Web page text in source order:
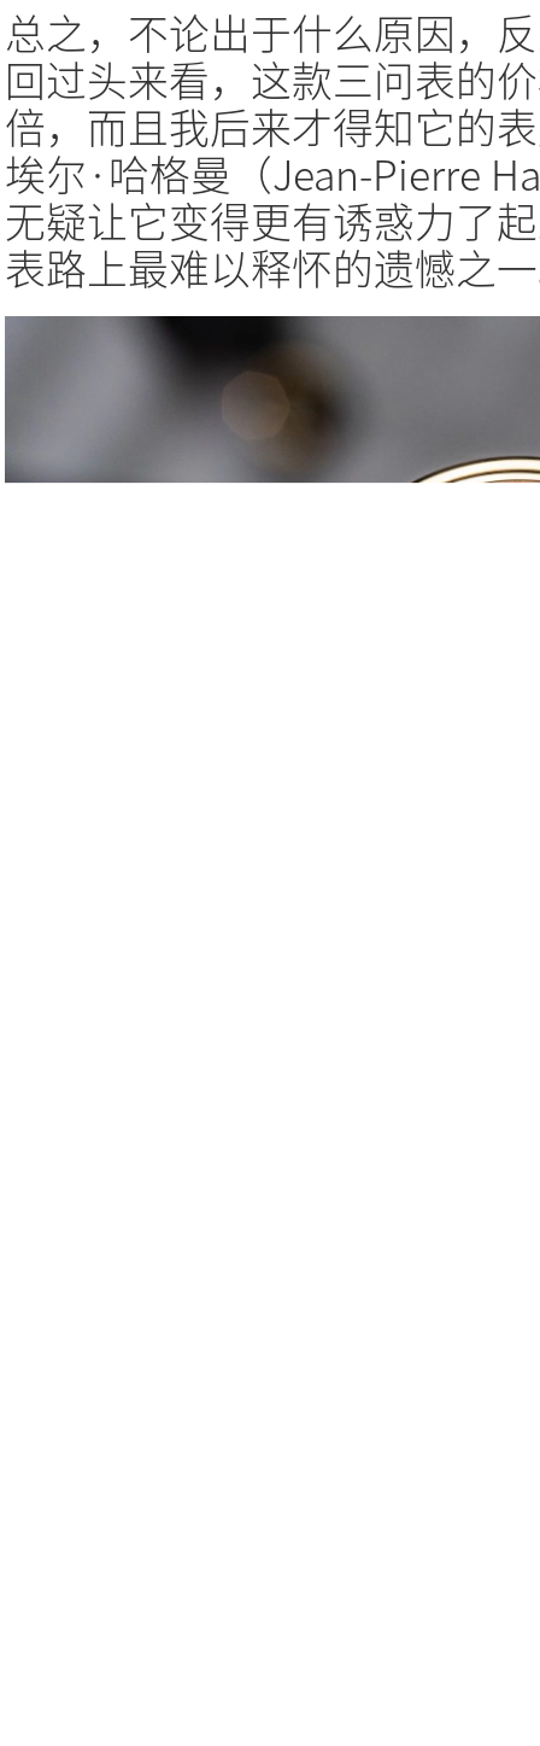
总之，不论出于什么原因，
回过头来看，这款三问表的
倍，而且我后来才得知它的
埃尔·哈格曼（Jean-Pierre
无疑让它变得更有诱惑力了
表路上最难以释怀的遗憾之